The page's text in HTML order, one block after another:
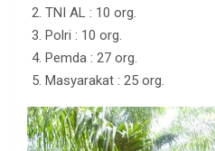
TNI AL : 10 org.
Polri : 10 org.
Pemda : 27 org.
Masyarakat : 25 org.